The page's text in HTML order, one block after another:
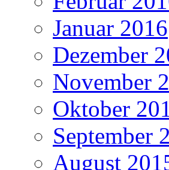
Januar 2016
Dezember
November
Oktober
September
August